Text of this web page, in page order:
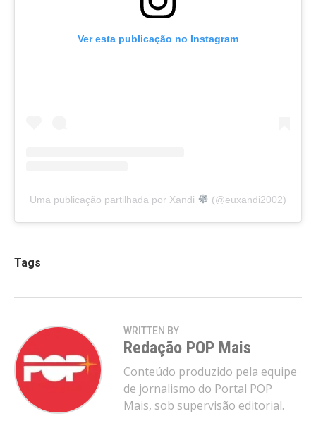
Ver esta publicação no Instagram
Uma publicação partilhada por Xandi (@euxandi2002)
Tags
WRITTEN BY
Redação POP Mais
Conteúdo produzido pela equipe
de jornalismo do Portal POP
Mais, sob supervisão editorial.